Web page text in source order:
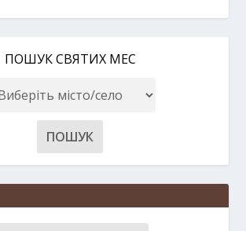
ПОШУК СВЯТИХ МЕС